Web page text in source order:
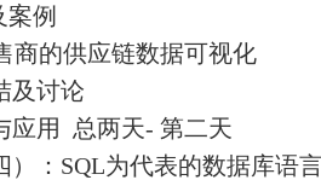
案例
商的供应链数据可视化
及讨论
应用 总两天- 第二天
）：SQL为代表的数据库语